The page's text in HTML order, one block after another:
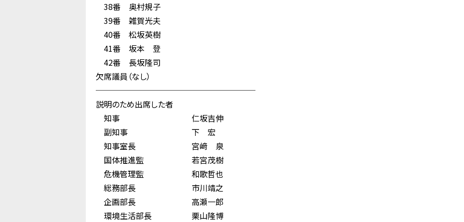
38番 奥村規子
39番 雑賀光夫
40番 松坂英樹
41番 坂本 登
42番 長坂隆司
欠席議員（なし）
────────────────────
説明のため出席した者
知事 仁坂吉伸
副知事 下 宏
知事室長 宮﨑 泉
国体推進監 若宮茂樹
危機管理監 和歌哲也
総務部長 市川靖之
企画部長 高瀬一郎
環境生活部長 栗山隆博